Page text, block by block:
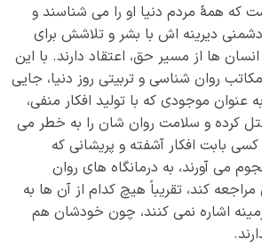
شیطان چگونه از داشته های مثبت
می کند؟
با تشویق انسان به انجام گناه
و دلیل دلشورۀ مداوم چیست؟
از پا می اندازد و راهکار مبارزه با
برخورد با حملات شیطان چیست؟
که همۀ مردم دنیا او را می شناسند و
دشمنی دیرینه اش با بشر و تلاشش برای
ها از مسیر حق، اعتقاد دارند. با این
روان شناسی و تربیتی روز دنیا، جایی
موجودی که با تولید افکار منفی،
کرده و سلامت روان شان را به خطر می
کسی بابت افکار آشفته و پریشانی که
می آورند، به درمانگاه های روان
کند، تقریباً هیچ کدام از آن ها به
اشاره نمی کنند، چون خودشان هم